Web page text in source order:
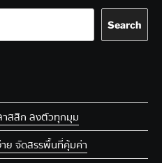
Search
าสสิก ลงตัวทุกมุม
ย จัดสรรพื้นที่คุ้มค่า